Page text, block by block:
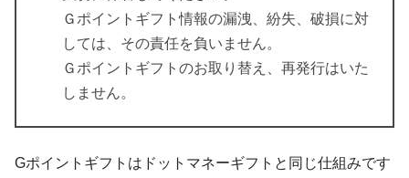
Ｇポイントギフト情報の漏洩、紛失、破損に対
しては、その責任を負いません。
Ｇポイントギフトのお取り替え、再発行はいた
しません。
Gポイントギフトはドットマネーギフトと同じ仕組みです